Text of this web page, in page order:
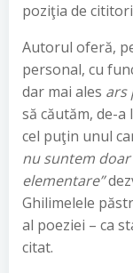
poziţia de
Autorul oferă,
personal, cu
dar mai ales ars
să căutăm, de-
cel puţin unul
nu suntem
elementare”
Ghilimelele
al poeziei – ca
citat.